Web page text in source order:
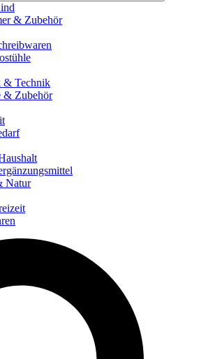
& Zubehör
& Technik
& Zubehör
Natur